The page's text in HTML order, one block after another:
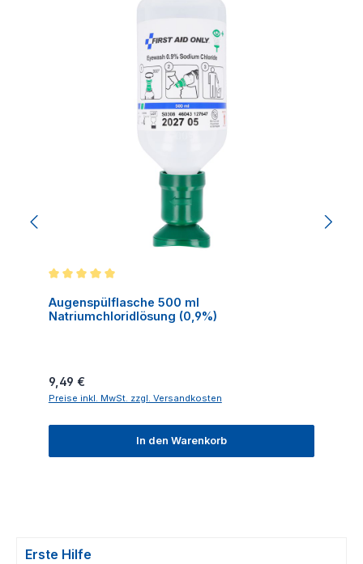
Augenspülflasche 500 ml
Natriumchloridlösung (0,9%)
Regulärer Preis:
9,49 €
Preise inkl. MwSt. zzgl. Versandkosten
In den Warenkorb
Erste Hilfe